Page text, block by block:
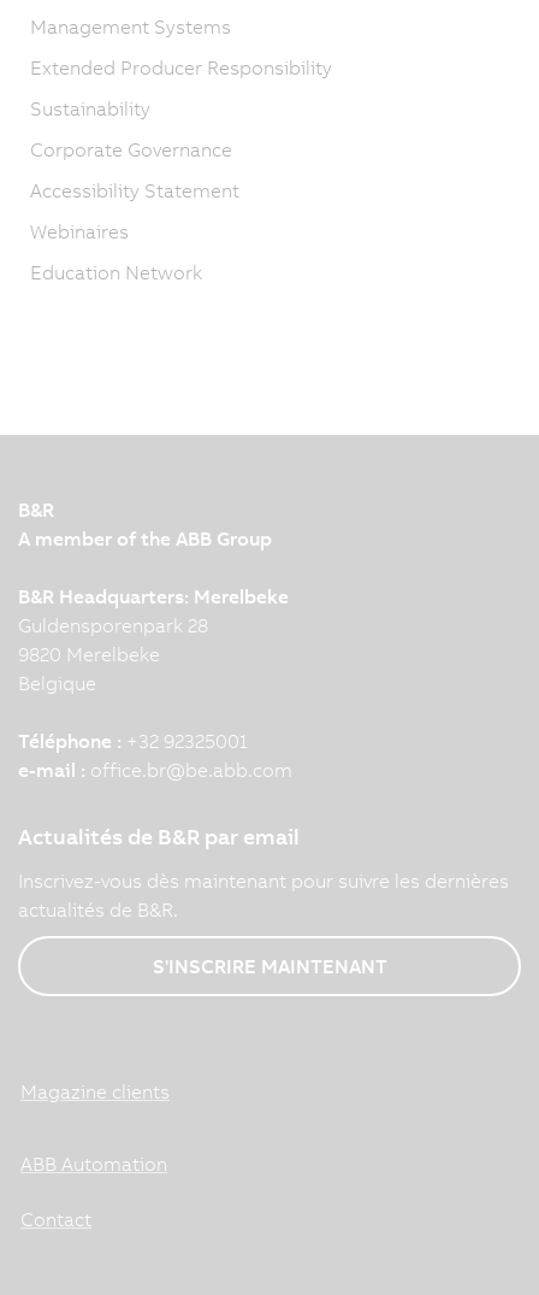
Management Systems
Extended Producer Responsibility
Sustainability
Corporate Governance
Accessibility Statement
Webinaires
Education Network
B&R
A member of the ABB Group
B&R Headquarters: Merelbeke
Guldensporenpark 28
9820 Merelbeke
Belgique
Téléphone : +32 92325001
e-mail : office.br@be.abb.com
Actualités de B&R par email
Inscrivez-vous dès maintenant pour suivre les dernières
actualités de B&R.
S'INSCRIRE MAINTENANT
Magazine clients
ABB Automation
Contact